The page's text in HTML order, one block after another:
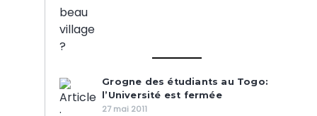
Grogne des étudiants au Togo:
l’Université est fermée
27 mai 2011